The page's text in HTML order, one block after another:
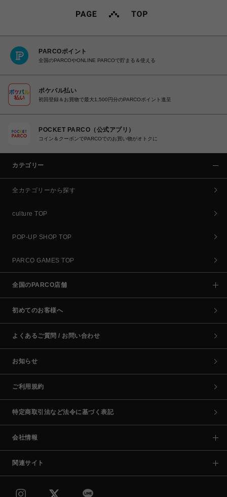
PARCOポイント
全国のPARCOやONLINE PARCOで貯まる＆使える
ポケパル払い
初回登録＆お買物で最大1,500円分のPARCOポイント進呈
POCKET PARCO（公式アプリ）
コイン＆クーポンでPARCOでのお買い物がオトクに
カテゴリー
全カテゴリーから探す
culture TOP
POP-UP SHOP TOP
PARCO GAMES TOP
全国のPARCO店舗
初めてのお客様へ
よくあるご質問 / お問い合わせ
お知らせ
ご利用規約
特定商取引法など法令に基づく表記
会社情報
関連サイト